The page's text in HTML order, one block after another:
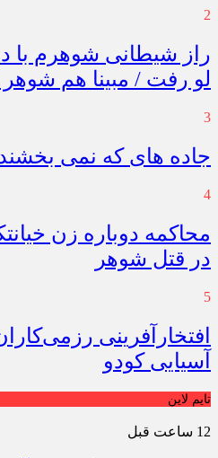
2
راز شیطانی شوهرم
لو رفت / مبینا هم
3
جاده های که نمی
4
محاکمه دوباره زن
در قتل شوهر
5
افتخارآفرینی
آسیایی کودو
تایم لاین
12 ساعت قبل